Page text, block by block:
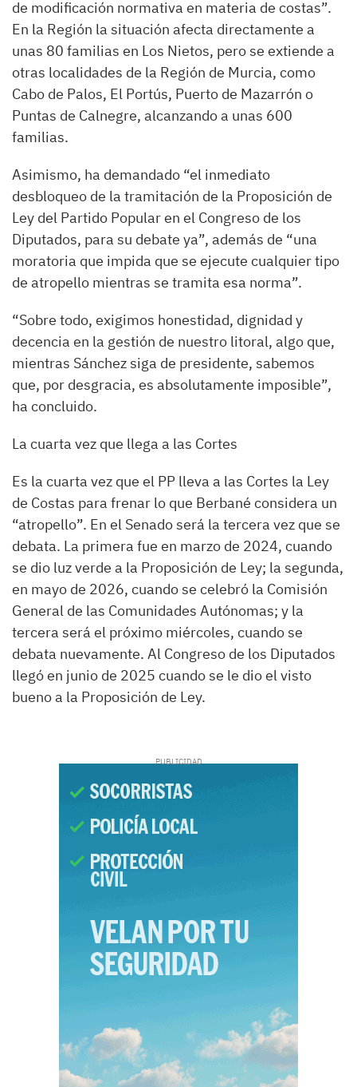
de modificación normativa en materia de costas”.
En la Región la situación afecta directamente a
unas 80 familias en Los Nietos, pero se extiende a
otras localidades de la Región de Murcia, como
Cabo de Palos, El Portús, Puerto de Mazarrón o
Puntas de Calnegre, alcanzando a unas 600
familias.
Asimismo, ha demandado “el inmediato
desbloqueo de la tramitación de la Proposición de
Ley del Partido Popular en el Congreso de los
Diputados, para su debate ya”, además de “una
moratoria que impida que se ejecute cualquier tipo
de atropello mientras se tramita esa norma”.
“Sobre todo, exigimos honestidad, dignidad y
decencia en la gestión de nuestro litoral, algo que,
mientras Sánchez siga de presidente, sabemos
que, por desgracia, es absolutamente imposible”,
ha concluido.
La cuarta vez que llega a las Cortes
Es la cuarta vez que el PP lleva a las Cortes la Ley
de Costas para frenar lo que Berbané considera un
“atropello”. En el Senado será la tercera vez que se
debata. La primera fue en marzo de 2024, cuando
se dio luz verde a la Proposición de Ley; la segunda,
en mayo de 2026, cuando se celebró la Comisión
General de las Comunidades Autónomas; y la
tercera será el próximo miércoles, cuando se
debata nuevamente. Al Congreso de los Diputados
llegó en junio de 2025 cuando se le dio el visto
bueno a la Proposición de Ley.